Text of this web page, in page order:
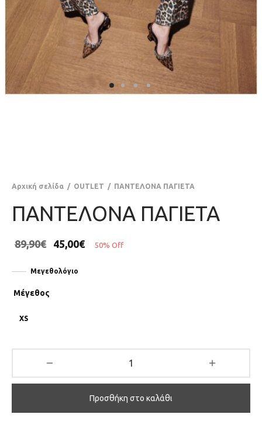
Αρχική σελίδα / OUTLET / ΠΑΝΤΕΛΟΝΑ ΠΑΓΙΕΤΑ
ΠΑΝΤΕΛΟΝΑ ΠΑΓΙΕΤΑ
89,90€ 45,00€ 50% Off
Μεγεθολόγιο
Μέγεθος
XS
Προσθήκη στο καλάθι